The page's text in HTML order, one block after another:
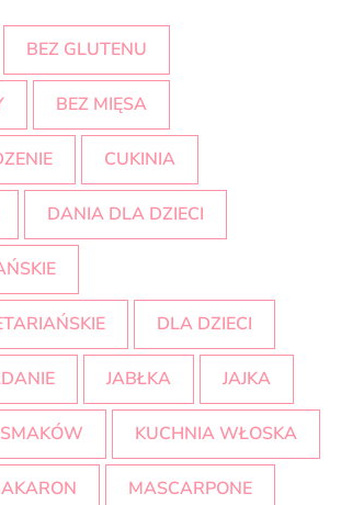
BEZ GLUTENU
BEZ MIĘSA
CUKINIA
DANIA DLA DZIECI
DLA DZIECI
JABŁKA JAJKA
KUCHNIA WŁOSKA
MASCARPONE